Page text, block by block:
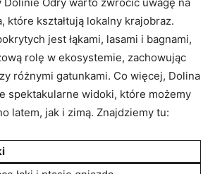
które kształtują lokalny krajobraz.
jest łąkami, ⁤lasami i⁣ bagnami,
rolę w ekosystemie, ⁢zachowując
różnymi gatunkami. Co‌ więcej, Dolina​
spektakularne widoki, które ⁢możemy
latem, ⁤jak i zimą. Znajdziemy ​tu: